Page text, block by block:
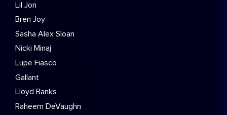
Lil Jon
Bren Joy
Sasha Alex Sloan
Nicki Minaj
Lupe Fiasco
Gallant
Lloyd Banks
Raheem DeVaughn